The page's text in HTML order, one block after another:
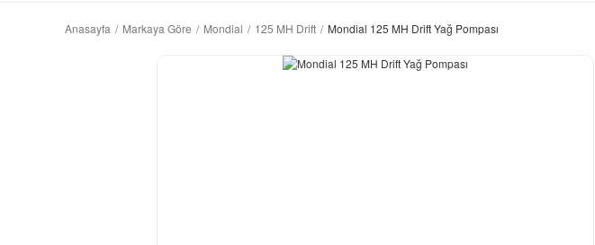
Anasayfa Markaya Göre Mondial 125 MH Drift Mondial 125 MH Drift Yağ Pompası